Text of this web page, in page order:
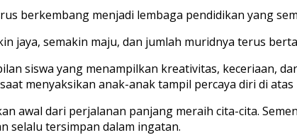
berkembang menjadi lembaga pendidikan yang
jaya, semakin maju, dan jumlah muridnya terus
siswa yang menampilkan kreativitas, keceriaan,
menyaksikan anak-anak tampil percaya diri di
awal dari perjalanan panjang meraih cita-cita.
selalu tersimpan dalam ingatan.